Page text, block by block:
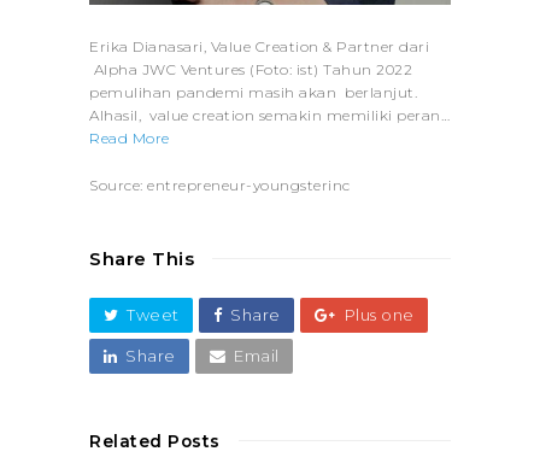
Erika Dianasari, Value Creation & Partner dari
Alpha JWC Ventures (Foto: ist) Tahun 2022
pemulihan pandemi masih akan berlanjut.
Alhasil, value creation semakin memiliki peran…
Read More
Source: entrepreneur-youngsterinc
Share This
Tweet Share Plus one
Share Email
Related Posts